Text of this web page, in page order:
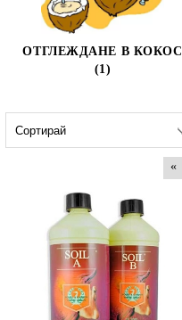
ОТГЛЕЖДАНЕ В КОКОС
(1)
«